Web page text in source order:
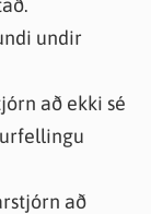
undir
að ekki sé
að